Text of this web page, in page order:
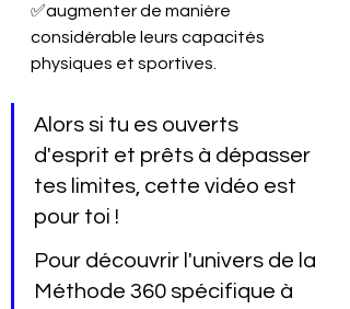
✅augmenter de manière
considérable leurs capacités
physiques et sportives.
Alors si tu es ouverts
d'esprit et prêts à dépasser
tes limites, cette vidéo est
pour toi !
Pour découvrir l'univers de la
Méthode 360 spécifique à